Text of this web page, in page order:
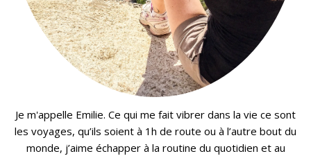
Je m'appelle Emilie. Ce qui me fait vibrer dans la vie ce sont
les voyages, qu’ils soient à 1h de route ou à l’autre bout du
monde, j’aime échapper à la routine du quotidien et au